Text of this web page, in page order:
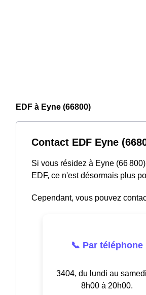
EDF à Eyne (66800)
Contact EDF Eyne
Si vous résidez à Eyne (66
EDF, ce n'est désormais plus
Cependant, vous pouvez
📞 Par téléphone
3404, du lundi au
8h00 à 20h00.